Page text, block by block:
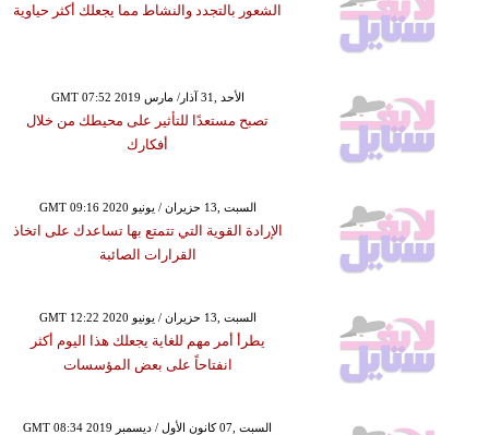
الشعور بالتجدد والنشاط مما يجعلك أكثر حياوية
GMT 07:52 2019 الأحد ,31 آذار/ مارس
تصبح مستعدًا للتأثير على محيطك من خلال
أفكارك
GMT 09:16 2020 السبت ,13 حزيران / يونيو
الإرادة القوية التي تتمتع بها تساعدك على اتخاذ
القرارات الصائبة
GMT 12:22 2020 السبت ,13 حزيران / يونيو
يطرأ أمر مهم للغاية يجعلك هذا اليوم أكثر
انفتاحاً على بعض المؤسسات
GMT 08:34 2019 السبت ,07 كانون الأول / ديسمبر